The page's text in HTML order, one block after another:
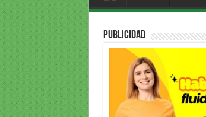
PUBLICIDAD